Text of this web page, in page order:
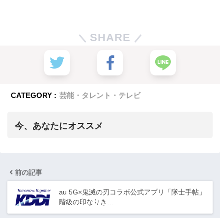
SHARE
CATEGORY : 芸能・タレント・テレビ
今、あなたにオススメ
前の記事
au 5G×鬼滅の刃コラボ公式アプリ「隊士手帖」
階級の印なりき…